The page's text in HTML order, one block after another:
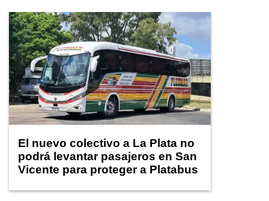
El nuevo colectivo a La Plata no
podrá levantar pasajeros en San
Vicente para proteger a Platabus